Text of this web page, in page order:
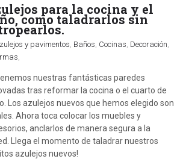
para la cocina y el
como taladrarlos sin
y pavimentos Baños Cocinas Decoración
nuestras fantásticas paredes
tras reformar la cocina o el cuarto de
Los azulejos nuevos que hemos elegido son
Ahora toca colocar los muebles y
anclarlos de manera segura a la
Llega el momento de taladrar nuestros
azulejos nuevos!